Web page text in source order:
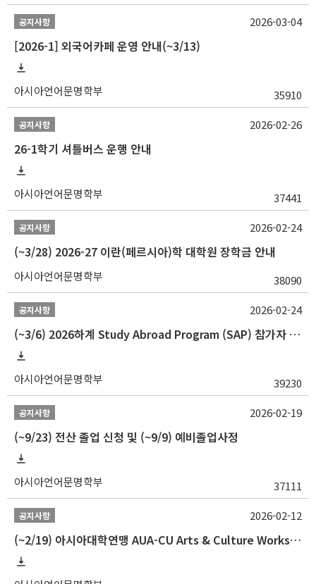
공지사항
[2026-1] 외국어카페 운영 안내(~3/13)
아시아언어문명학부 35910
2026-03-04
공지사항
26-1학기 셔틀버스 운행 안내
아시아언어문명학부 37441
2026-02-26
공지사항
(~3/28) 2026-27 이란(페르시아)학 대학원 장학금 안내
아시아언어문명학부 38090
2026-02-24
공지사항
(~3/6) 2026하계 Study Abroad Program (SAP) 참가자 모집 안내
아시아언어문명학부 39230
2026-02-24
공지사항
(~9/23) 전산 졸업 신청 및 (~9/9) 예비졸업사정
아시아언어문명학부 37111
2026-02-19
공지사항
(~2/19) 아시아대학연맹 AUA-CU Arts & Culture Workshop Camp 2026 참가자 선발 안내
2026-02-12